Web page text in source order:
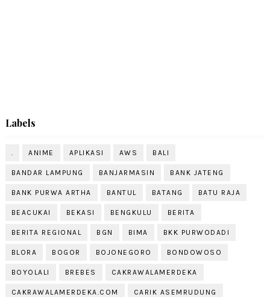
Labels
ANIME APLIKASI AWS BALI
BANDAR LAMPUNG BANJARMASIN BANK JATENG
BANK PURWA ARTHA BANTUL BATANG BATU RAJA
BEACUKAI BEKASI BENGKULU BERITA
BERITA REGIONAL BGN BIMA BKK PURWODADI
BLORA BOGOR BOJONEGORO BONDOWOSO
BOYOLALI BREBES CAKRAWALAMERDEKA
CAKRAWALAMERDEKA.COM CARIK ASEMRUDUNG